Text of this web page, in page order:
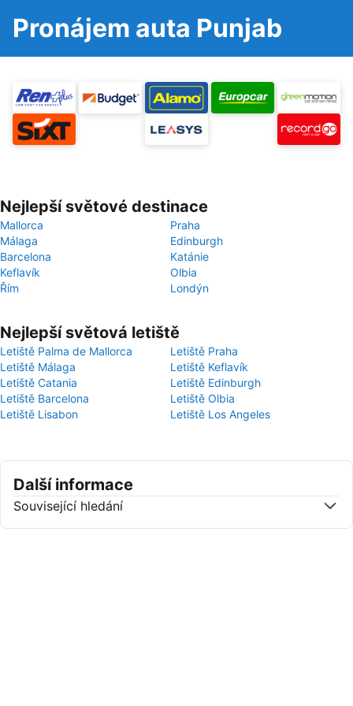
Pronájem auta Punjab
Nejlepší světové destinace
Mallorca
Praha
Málaga
Edinburgh
Barcelona
Katánie
Keflavík
Olbia
Řím
Londýn
Nejlepší světová letiště
Letiště Palma de Mallorca
Letiště Praha
Letiště Málaga
Letiště Keflavík
Letiště Catania
Letiště Edinburgh
Letiště Barcelona
Letiště Olbia
Letiště Lisabon
Letiště Los Angeles
Další informace
Související hledání